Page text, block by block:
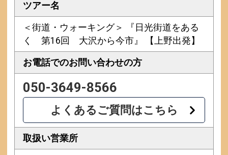
ツアー名
＜街道・ウォーキング＞ 『日光街道をある
く 第16回 大沢から今市』 【上野出発】
お電話でのお問い合わせの方
050-3649-8566
よくあるご質問はこちら
取扱い営業所